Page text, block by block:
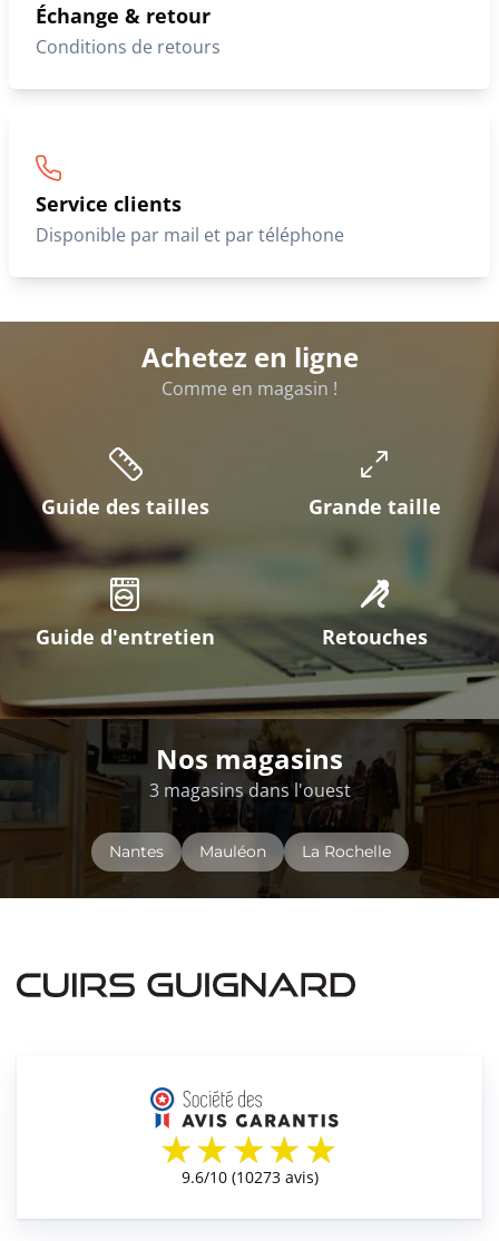
Échange & retour
Conditions de retours
Service clients
Disponible par mail et par téléphone
Achetez en ligne
Comme en magasin !
Guide des tailles Grande taille
Guide d'entretien Retouches
Nos magasins
3 magasins dans l'ouest
Nantes Mauléon La Rochelle